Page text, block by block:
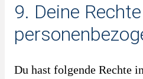
9. Deine
Du hast folgende Rechte